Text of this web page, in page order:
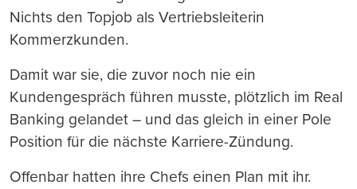
Nichts den Topjob als Vertriebsleiterin
Kommerzkunden.
Damit war sie, die zuvor noch nie ein
Kundengespräch führen musste, plötzlich im Real
Banking gelandet – und das gleich in einer Pole
Position für die nächste Karriere-Zündung.
Offenbar hatten ihre Chefs einen Plan mit ihr.